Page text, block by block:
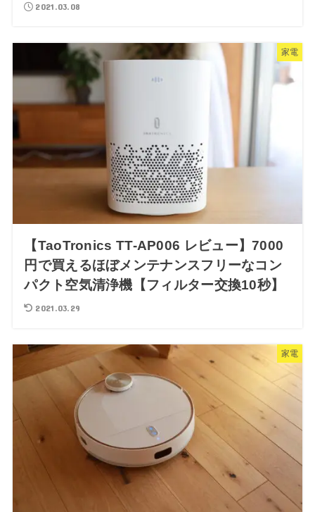
2021.03.08
家電
【TaoTronics TT-AP006 レビュー】7000
円で買えるほぼメンテナンスフリーなコン
パクト空気清浄機【フィルター交換10秒】
2021.03.29
家電